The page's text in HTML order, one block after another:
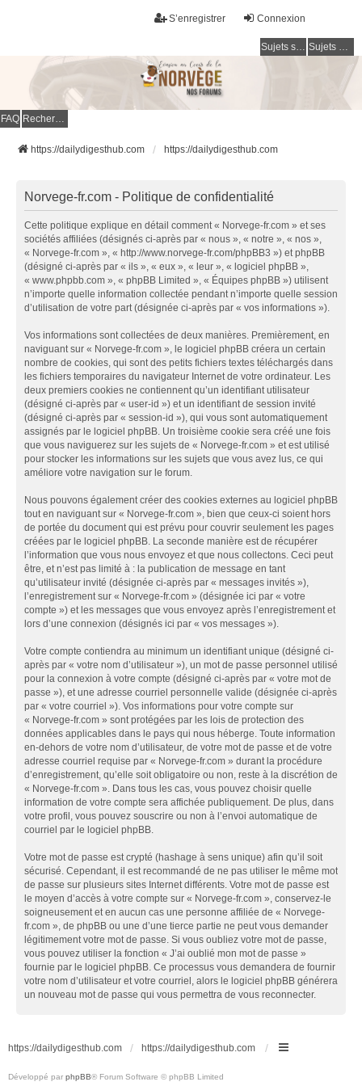
Connexion
S’enregistrer
Sujets sans réponse Sujets actifs
FAQ Rechercher
https://dailydigesthub.com https://dailydigesthub.com
Norvege-fr.com - Politique de confidentialité
Cette politique explique en détail comment « Norvege-fr.com » et ses
sociétés affiliées (désignés ci-après par « nous », « notre », « nos »,
« Norvege-fr.com », « http://www.norvege-fr.com/phpBB3 ») et phpBB
(désigné ci-après par « ils », « eux », « leur », « logiciel phpBB »,
« www.phpbb.com », « phpBB Limited », « Équipes phpBB ») utilisent
n’importe quelle information collectée pendant n’importe quelle session
d’utilisation de votre part (désignée ci-après par « vos informations »).
Vos informations sont collectées de deux manières. Premièrement, en
naviguant sur « Norvege-fr.com », le logiciel phpBB créera un certain
nombre de cookies, qui sont des petits fichiers textes téléchargés dans
les fichiers temporaires du navigateur Internet de votre ordinateur. Les
deux premiers cookies ne contiennent qu’un identifiant utilisateur
(désigné ci-après par « user-id ») et un identifiant de session invité
(désigné ci-après par « session-id »), qui vous sont automatiquement
assignés par le logiciel phpBB. Un troisième cookie sera créé une fois
que vous naviguerez sur les sujets de « Norvege-fr.com » et est utilisé
pour stocker les informations sur les sujets que vous avez lus, ce qui
améliore votre navigation sur le forum.
Nous pouvons également créer des cookies externes au logiciel phpBB
tout en naviguant sur « Norvege-fr.com », bien que ceux-ci soient hors
de portée du document qui est prévu pour couvrir seulement les pages
créées par le logiciel phpBB. La seconde manière est de récupérer
l’information que vous nous envoyez et que nous collectons. Ceci peut
être, et n’est pas limité à : la publication de message en tant
qu’utilisateur invité (désignée ci-après par « messages invités »),
l’enregistrement sur « Norvege-fr.com » (désignée ici par « votre
compte ») et les messages que vous envoyez après l’enregistrement et
lors d’une connexion (désignés ici par « vos messages »).
Votre compte contiendra au minimum un identifiant unique (désigné ci-
après par « votre nom d’utilisateur »), un mot de passe personnel utilisé
pour la connexion à votre compte (désigné ci-après par « votre mot de
passe »), et une adresse courriel personnelle valide (désignée ci-après
par « votre courriel »). Vos informations pour votre compte sur
« Norvege-fr.com » sont protégées par les lois de protection des
données applicables dans le pays qui nous héberge. Toute information
en-dehors de votre nom d’utilisateur, de votre mot de passe et de votre
adresse courriel requise par « Norvege-fr.com » durant la procédure
d’enregistrement, qu’elle soit obligatoire ou non, reste à la discrétion de
« Norvege-fr.com ». Dans tous les cas, vous pouvez choisir quelle
information de votre compte sera affichée publiquement. De plus, dans
votre profil, vous pouvez souscrire ou non à l’envoi automatique de
courriel par le logiciel phpBB.
Votre mot de passe est crypté (hashage à sens unique) afin qu’il soit
sécurisé. Cependant, il est recommandé de ne pas utiliser le même mot
de passe sur plusieurs sites Internet différents. Votre mot de passe est
le moyen d’accès à votre compte sur « Norvege-fr.com », conservez-le
soigneusement et en aucun cas une personne affiliée de « Norvege-
fr.com », de phpBB ou une d’une tierce partie ne peut vous demander
légitimement votre mot de passe. Si vous oubliez votre mot de passe,
vous pouvez utiliser la fonction « J’ai oublié mon mot de passe »
fournie par le logiciel phpBB. Ce processus vous demandera de fournir
votre nom d’utilisateur et votre courriel, alors le logiciel phpBB générera
un nouveau mot de passe qui vous permettra de vous reconnecter.
https://dailydigesthub.com https://dailydigesthub.com
Développé par phpBB® Forum Software © phpBB Limited